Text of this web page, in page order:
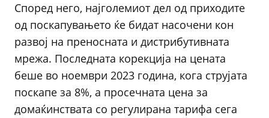
Според него, најголемиот дел од приходите
од поскапувањето ќе бидат насочени кон
развој на преносната и дистрибутивната
мрежа. Последната корекција на цената
беше во ноември 2023 година, кога струјата
поскапе за 8%, а просечната цена за
домаќинствата со регулирана тарифа сега